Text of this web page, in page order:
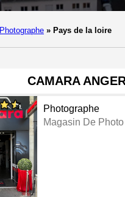
Photographe » Pays de la loire
CAMARA
Photographe
Magasin De Photo